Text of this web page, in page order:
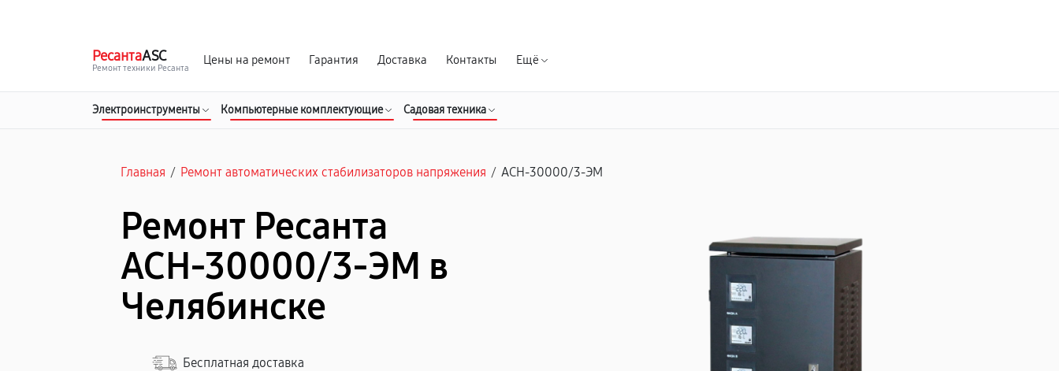
РесантаASC
Ремонт техники Ресанта
Цены на ремонт Гарантия Доставка Контакты Ещё
Электроинструменты Компьютерные комплектующие Садовая техника
Главная / Ремонт автоматических стабилизаторов напряжения / АСН-30000/3-ЭМ
Ремонт Ресанта
АСН-30000/3-ЭМ в
Челябинске
Бесплатная доставка